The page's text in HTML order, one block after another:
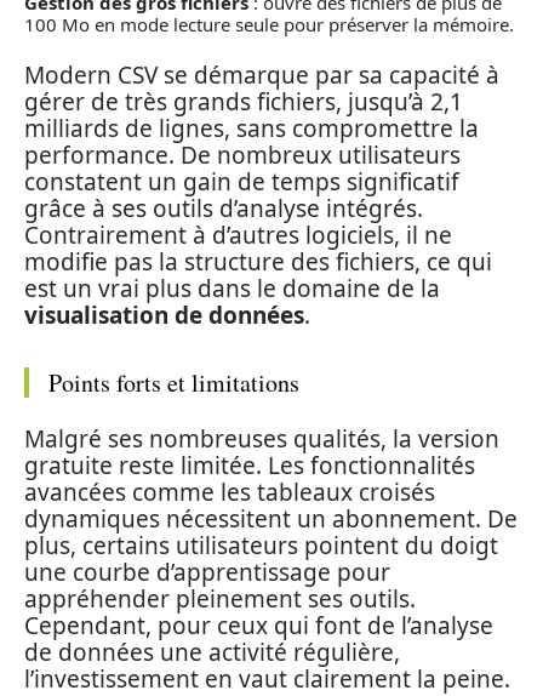
100 Mo en mode lecture seule pour préserver la mémoire.
Modern CSV se démarque par sa capacité à
gérer de très grands fichiers, jusqu’à 2,1
milliards de lignes, sans compromettre la
performance. De nombreux utilisateurs
constatent un gain de temps significatif
grâce à ses outils d’analyse intégrés.
Contrairement à d’autres logiciels, il ne
modifie pas la structure des fichiers, ce qui
est un vrai plus dans le domaine de la
visualisation de données.
Points forts et limitations
Malgré ses nombreuses qualités, la version
gratuite reste limitée. Les fonctionnalités
avancées comme les tableaux croisés
dynamiques nécessitent un abonnement. De
plus, certains utilisateurs pointent du doigt
une courbe d’apprentissage pour
appréhender pleinement ses outils.
Cependant, pour ceux qui font de l’analyse
de données une activité régulière,
l’investissement en vaut clairement la peine.